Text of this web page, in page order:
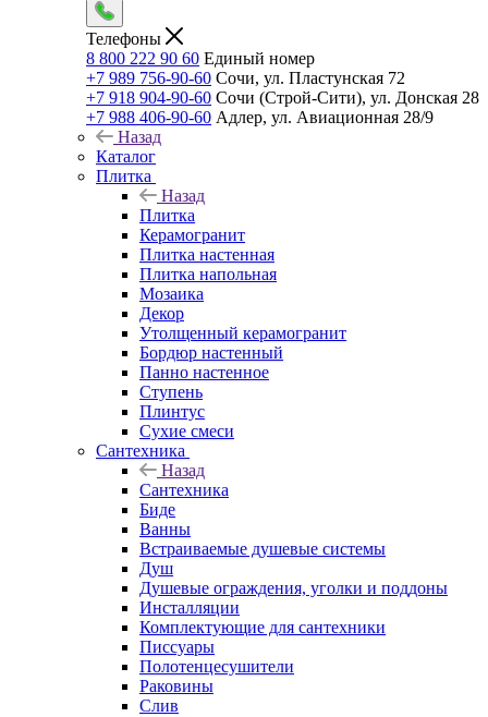
Телефоны
8 800 222 90 60 Единый номер
+7 989 756-90-60 Сочи, ул. Пластунская 72
+7 918 904-90-60 Сочи (Строй-Сити), ул. Донская 28
+7 988 406-90-60 Адлер, ул. Авиационная 28/9
Назад
Каталог
Плитка
Назад
Плитка
Керамогранит
Плитка настенная
Плитка напольная
Мозаика
Декор
Утолщенный керамогранит
Бордюр настенный
Панно настенное
Ступень
Плинтус
Сухие смеси
Сантехника
Назад
Сантехника
Биде
Ванны
Встраиваемые душевые системы
Душ
Душевые ограждения, уголки и поддоны
Инсталляции
Комплектующие для сантехники
Писсуары
Полотенцесушители
Раковины
Слив